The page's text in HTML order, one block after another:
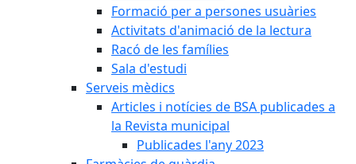
Formació per a persones usuàries
Activitats d'animació de la lectura
Racó de les famílies
Sala d'estudi
Serveis mèdics
Articles i notícies de BSA publicades a
la Revista municipal
Publicades l'any 2023